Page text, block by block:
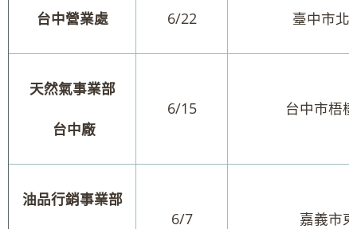
台中營業處 6/22 臺中市北
天然氣事業部
台中廠
6/15 台中市梧
油品行銷事業部
6/7
嘉義市